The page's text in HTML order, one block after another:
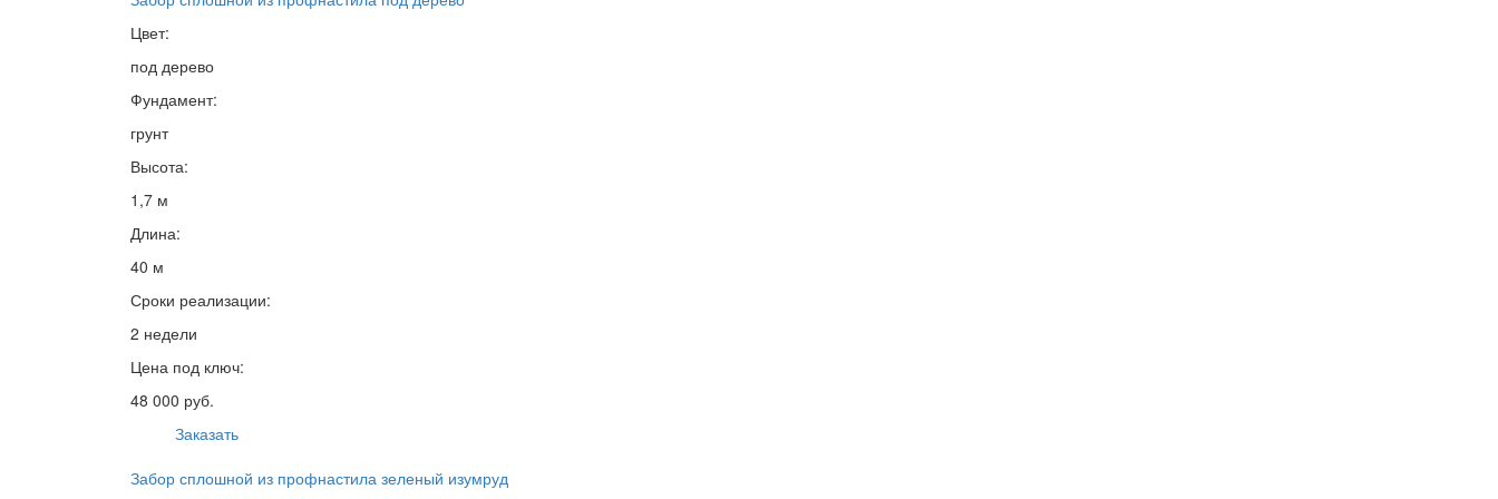
Цвет:
под дерево
Фундамент:
грунт
Высота:
1,7 м
Длина:
40 м
Сроки реализации:
2 недели
Цена под ключ:
48 000 руб.
Заказать
Забор сплошной из профнастила зеленый изумруд